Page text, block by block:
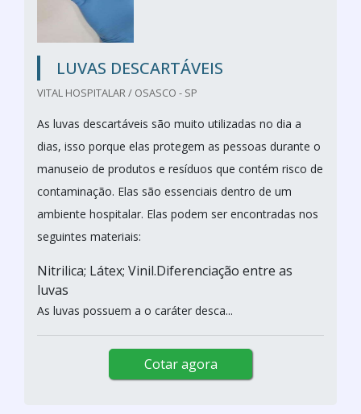
LUVAS DESCARTÁVEIS
VITAL HOSPITALAR / OSASCO - SP
As luvas descartáveis são muito utilizadas no dia a
dias, isso porque elas protegem as pessoas durante o
manuseio de produtos e resíduos que contém risco de
contaminação. Elas são essenciais dentro de um
ambiente hospitalar. Elas podem ser encontradas nos
seguintes materiais:
Nitrilica; Látex; Vinil.Diferenciação entre as
luvas
As luvas possuem a o caráter desca...
Cotar agora